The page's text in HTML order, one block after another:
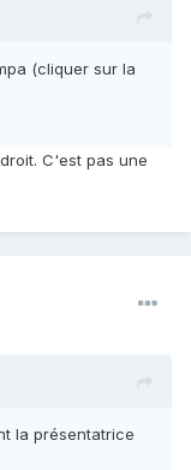
(cliquer sur la
C'est pas une
la présentatrice